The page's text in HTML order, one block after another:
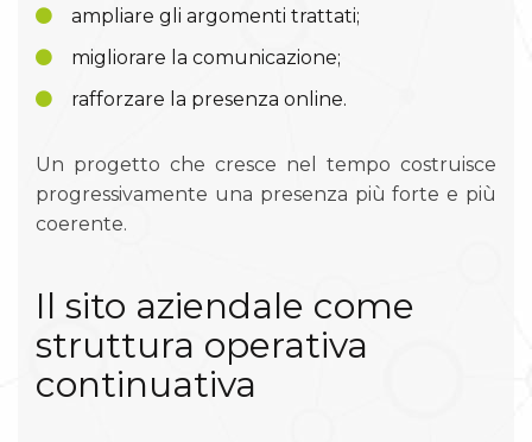
ampliare gli argomenti trattati;
migliorare la comunicazione;
rafforzare la presenza online.
Un progetto che cresce nel tempo costruisce
progressivamente una presenza più forte e più
coerente.
Il sito aziendale come
struttura operativa
continuativa